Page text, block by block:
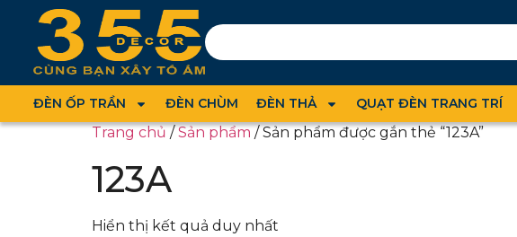
ĐÈN ỐP TRẦN ĐÈN CHÙM ĐÈN THẢ QUẠT ĐÈN TRANG TRÍ
Trang chủ/Sản phẩm/ Sản phẩm được gắn thẻ “123A”
123A
Hiển thị kết quả duy nhất